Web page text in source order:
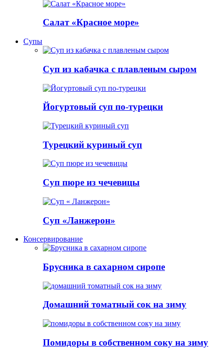
Салат «Красное море»
Супы
Суп из кабачка с плавленым сыром
Йогуртовый суп по-турецки
Турецкий куриный суп
Суп пюре из чечевицы
Суп «Ланжерон»
Консервирование
Брусника в сахарном сиропе
Домашний томатный сок на зиму
Помидоры в собственном соку на зиму